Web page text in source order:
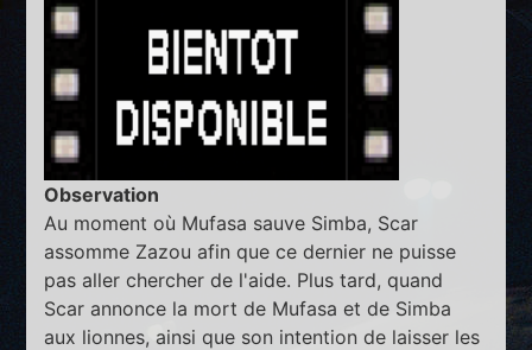
Observation
Au moment où Mufasa sauve Simba, Scar
assomme Zazou afin que ce dernier ne puisse
pas aller chercher de l'aide. Plus tard, quand
Scar annonce la mort de Mufasa et de Simba
aux lionnes, ainsi que son intention de laisser les